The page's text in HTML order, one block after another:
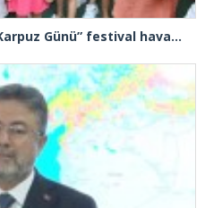
Gaziosmanpaşa’da “Dünya Karpuz Günü” festival havasında kutlandı